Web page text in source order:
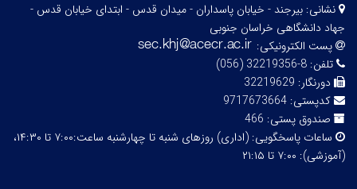
نشانی: بیرجند - خیابان پاسداران - میدان قدس - ابتدای خیابان قدس -
جهاد دانشگاهی خراسان جنوبی
پست الکترونیکی:
تلفن: 8-32219356 (056)
دورنگار: 32219629
کدپستی: 9717673664
صندوق پستی: 466
ساعات پاسخگویی:
(اداری) روزهای شنبه تا چهارشنبه ساعت:۷:۰۰ تا ۱۴:۳۰،
(آموزشی): ۷:۰۰ تا ۲۱:۱۵